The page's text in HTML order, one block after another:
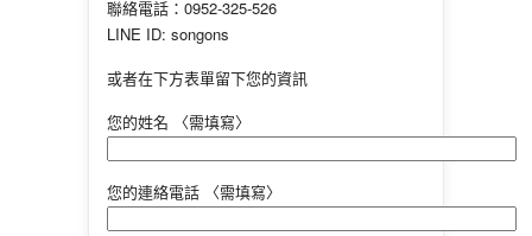
聯絡電話：0952-325-526
LINE ID: songons
或者在下方表單留下您的資訊
您的姓名 〈需填寫〉
您的連絡電話 〈需填寫〉